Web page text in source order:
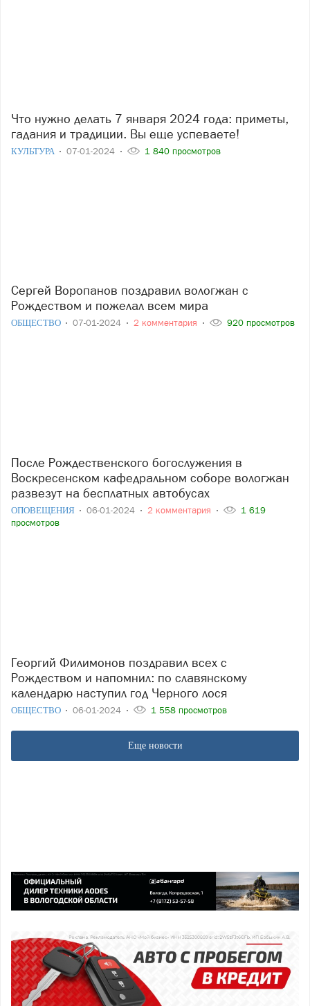
Что нужно делать 7 января 2024 года: приметы,
гадания и традиции. Вы еще успеваете!
КУЛЬТУРА 07-01-2024 1 840 просмотров
Сергей Воропанов поздравил вологжан с
Рождеством и пожелал всем мира
ОБЩЕСТВО 07-01-2024 2 комментария 920 просмотров
После Рождественского богослужения в
Воскресенском кафедральном соборе вологжан
развезут на бесплатных автобусах
ОПОВЕЩЕНИЯ 06-01-2024 2 комментария
1 619
просмотров
Георгий Филимонов поздравил всех с
Рождеством и напомнил: по славянскому
календарю наступил год Черного лося
ОБЩЕСТВО 06-01-2024 1 558 просмотров
Еще новости